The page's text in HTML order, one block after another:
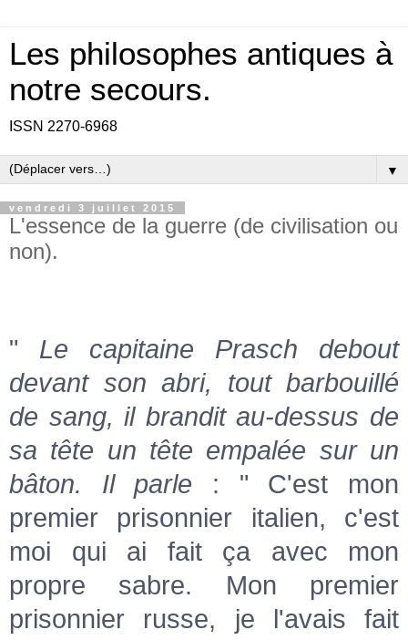
Les philosophes antiques à
notre secours.
ISSN 2270-6968
▼
vendredi 3 juillet 2015
L'essence de la guerre (de civilisation ou
non).
" Le capitaine Prasch debout
devant son abri, tout barbouillé
de sang, il brandit au-dessus de
sa tête un tête empalée sur un
bâton. Il parle : " C'est mon
premier prisonnier italien, c'est
moi qui ai fait ça avec mon
propre sabre. Mon premier
prisonnier russe, je l'avais fait